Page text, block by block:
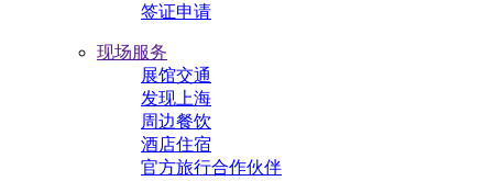
签证申请
现场服务
展馆交通
发现上海
周边餐饮
酒店住宿
官方旅行合作伙伴